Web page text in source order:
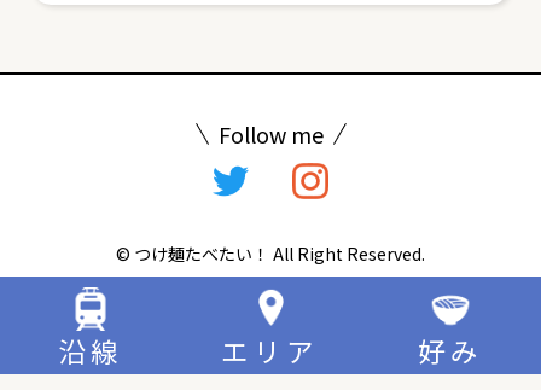
沿線 エリア 好み
Follow me
© つけ麺たべたい！ All Right Reserved.